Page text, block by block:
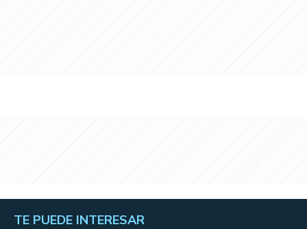
TE PUEDE INTERESAR